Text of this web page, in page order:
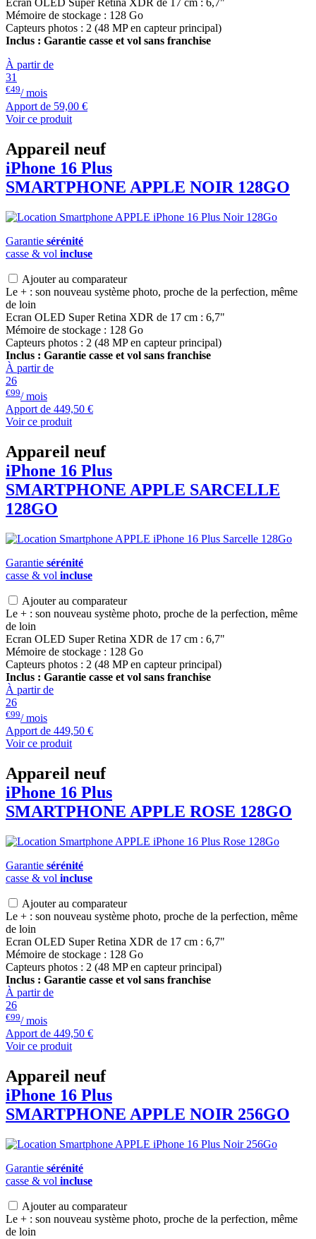
Ecran OLED Super Retina XDR de 17 cm : 6,7"
Mémoire de stockage : 128 Go
Capteurs photos : 2 (48 MP en capteur principal)
Inclus : Garantie casse et vol sans franchise
À partir de
31
€49/ mois
Apport de 59,00 €
Voir ce produit
Appareil neuf
iPhone 16 Plus
SMARTPHONE APPLE NOIR 128GO
Garantie sérénité
casse & vol incluse
Ajouter au comparateur
Le + : son nouveau système photo, proche de la perfection, même
de loin
Ecran OLED Super Retina XDR de 17 cm : 6,7"
Mémoire de stockage : 128 Go
Capteurs photos : 2 (48 MP en capteur principal)
Inclus : Garantie casse et vol sans franchise
À partir de
26
€99/ mois
Apport de 449,50 €
Voir ce produit
Appareil neuf
iPhone 16 Plus
SMARTPHONE APPLE SARCELLE
128GO
Garantie sérénité
casse & vol incluse
Ajouter au comparateur
Le + : son nouveau système photo, proche de la perfection, même
de loin
Ecran OLED Super Retina XDR de 17 cm : 6,7"
Mémoire de stockage : 128 Go
Capteurs photos : 2 (48 MP en capteur principal)
Inclus : Garantie casse et vol sans franchise
À partir de
26
€99/ mois
Apport de 449,50 €
Voir ce produit
Appareil neuf
iPhone 16 Plus
SMARTPHONE APPLE ROSE 128GO
Garantie sérénité
casse & vol incluse
Ajouter au comparateur
Le + : son nouveau système photo, proche de la perfection, même
de loin
Ecran OLED Super Retina XDR de 17 cm : 6,7"
Mémoire de stockage : 128 Go
Capteurs photos : 2 (48 MP en capteur principal)
Inclus : Garantie casse et vol sans franchise
À partir de
26
€99/ mois
Apport de 449,50 €
Voir ce produit
Appareil neuf
iPhone 16 Plus
SMARTPHONE APPLE NOIR 256GO
Garantie sérénité
casse & vol incluse
Ajouter au comparateur
Le + : son nouveau système photo, proche de la perfection, même
de loin